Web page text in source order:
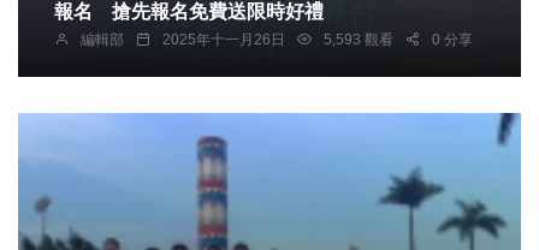
報名 搶先報名免費送限時好禮
編輯部 2025年十一月26日 5,593 觀看 0 分享